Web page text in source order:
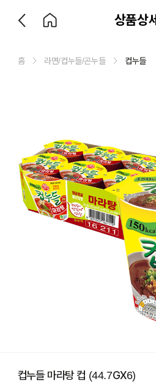
상품상세
홈 라면/컵누들/곤누들 컵누들
컵누들 마라탕 컵 (44.7GX6)